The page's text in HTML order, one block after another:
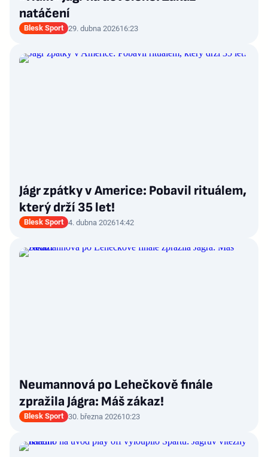
natáčení
Blesk Sport 29. dubna 202616:23
Jágr zpátky v Americe: Pobavil rituálem,
který drží 35 let!
Blesk Sport 4. dubna 202614:42
Neumannová po Lehečkově finále
zpražila Jágra: Máš zákaz!
Blesk Sport 30. března 202610:23